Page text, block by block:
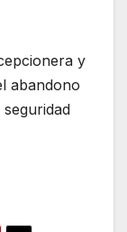
y
abandono